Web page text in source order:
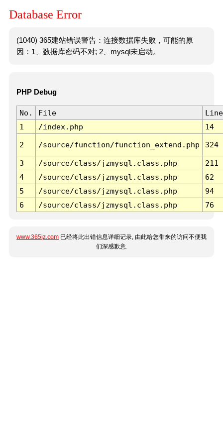
Database Error
(1040) 365建站错误警告：连接数据库失败，可能的原
因：1、数据库密码不对; 2、mysql未启动。
PHP Debug
No. File
Line
1
/index.php 14
2 /source/function/function_extend.php 324
3 /source/class/jzmysql.class.php
211
4
/source/class/jzmysql.class.php
62
5
/source/class/jzmysql.class.php
94
6
/source/class/jzmysql.class.php 76
www.365jz.com 已经将此出错信息详细记录, 由此给您带来的访问不便我
们深感歉意.